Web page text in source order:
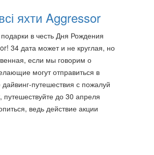
яхти Aggressor
в честь Дня Рождения
34 дата может и не круглая, но
если мы говорим о
могут отправиться в
путешествия с пожалуй
до 30 апреля
ведь действие акции